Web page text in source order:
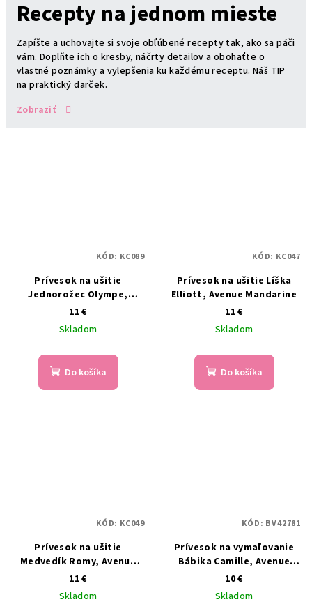
Recepty na jednom mieste
Zapíšte a uchovajte si svoje obľúbené recepty tak, ako sa páči
vám. Doplňte ich o kresby, náčrty detailov a obohaťte o
vlastné poznámky a vylepšenia ku každému receptu. Náš TIP
na praktický darček.
Zobraziť
Prívesok na ušitie
Jednorožec Olympe,
Avenue Mandarine
11 €
Skladom
Do košíka
KÓD: KC089
Prívesok na ušitie Líška
Elliott, Avenue Mandarine
11 €
Skladom
Do košíka
KÓD: KC047
Prívesok na ušitie
Medvedík Romy, Avenue
Mandarine
11 €
Skladom
KÓD: KC049
Prívesok na vymaľovanie
Bábika Camille, Avenue
Mandarine
10 €
Skladom
KÓD: BV42781